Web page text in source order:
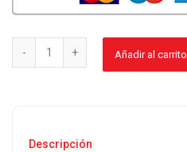
Añadir al carrito
Descripción